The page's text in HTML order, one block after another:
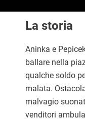
La storia
Aninka e
ballare nella
qualche soldo
malata.
malvagio
venditori